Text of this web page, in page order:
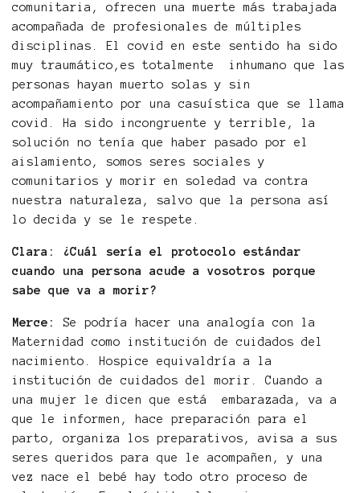
comunitaria, ofrecen una muerte más trabajada
acompañada de profesionales de múltiples
disciplinas. El covid en este sentido ha sido
muy traumático,es totalmente inhumano que las
personas hayan muerto solas y sin
acompañamiento por una casuística que se llama
covid. Ha sido incongruente y terrible, la
solución no tenía que haber pasado por el
aislamiento, somos seres sociales y
comunitarios y morir en soledad va contra
nuestra naturaleza, salvo que la persona así
lo decida y se le respete.
Clara: ¿Cuál sería el protocolo estándar
cuando una persona acude a vosotros porque
sabe que va a morir?
Merce: Se podría hacer una analogía con la
Maternidad como institución de cuidados del
nacimiento. Hospice equivaldría a la
institución de cuidados del morir. Cuando a
una mujer le dicen que está embarazada, va a
que le informen, hace preparación para el
parto, organiza los preparativos, avisa a sus
seres queridos para que le acompañen, y una
vez nace el bebé hay todo otro proceso de